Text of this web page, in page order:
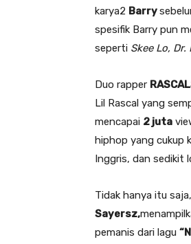
karya2 Barry
spesifik Barry pun
seperti Skee Lo, Dr.
Duo rapper
Lil Rascal yang
mencapai 2 juta
hiphop yang cukup
Inggris, dan sedikit
Tidak hanya itu saja,
Sayersz,
pemanis dari lagu